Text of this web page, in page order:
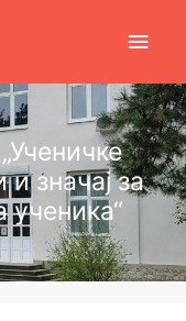
значај за
ученика“